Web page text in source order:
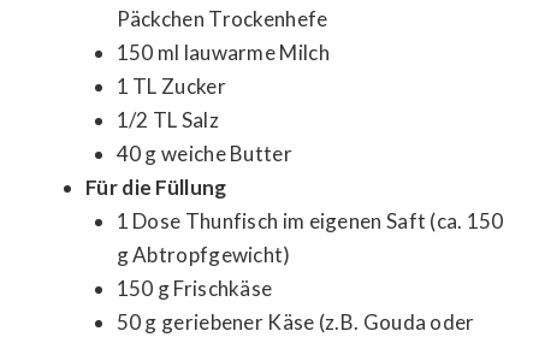
Päckchen Trockenhefe
150 ml lauwarme Milch
1 TL Zucker
1/2 TL Salz
40 g weiche Butter
Für die Füllung
1 Dose Thunfisch im eigenen Saft (ca. 150
g Abtropfgewicht)
150 g Frischkäse
50 g geriebener Käse (z.B. Gouda oder